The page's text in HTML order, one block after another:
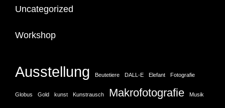
Uncategorized
Workshop
Ausstellung Beutetiere DALL-E Elefant Fotografie
Globus Gold kunst Kunstrausch Makrofotografie Musik